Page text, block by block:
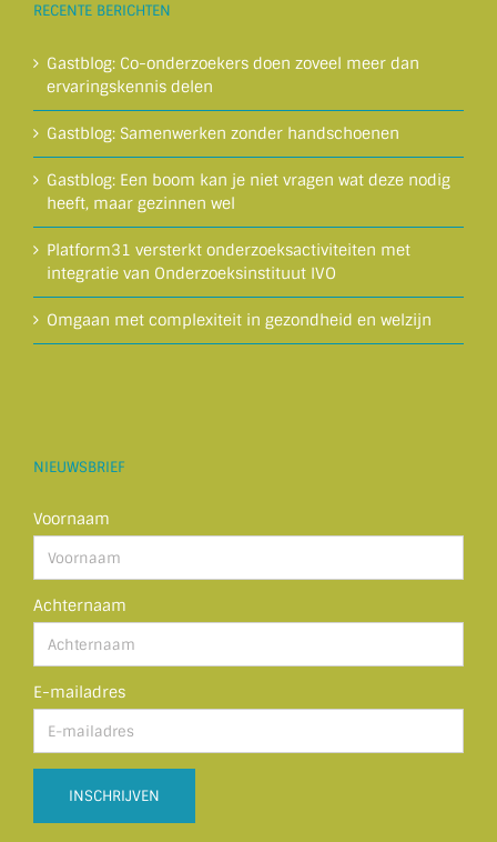
RECENTE BERICHTEN
Gastblog: Co-onderzoekers doen zoveel meer dan
ervaringskennis delen
Gastblog: Samenwerken zonder handschoenen
Gastblog: Een boom kan je niet vragen wat deze nodig
heeft, maar gezinnen wel
Platform31 versterkt onderzoeksactiviteiten met
integratie van Onderzoeksinstituut IVO
Omgaan met complexiteit in gezondheid en welzijn
NIEUWSBRIEF
Voornaam
Achternaam
E-mailadres